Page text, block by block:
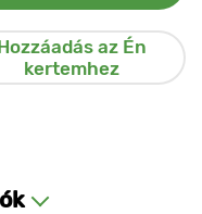
az Én
kertemhez